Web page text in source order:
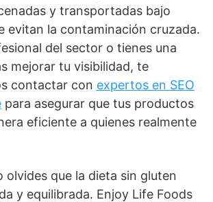
y transportadas bajo
evitan la contaminación cruzada.
del sector o tienes una
mejorar tu visibilidad, te
contactar con expertos en SEO
para asegurar que tus productos
eficiente a quienes realmente
olvides que la dieta sin gluten
y equilibrada. Enjoy Life Foods